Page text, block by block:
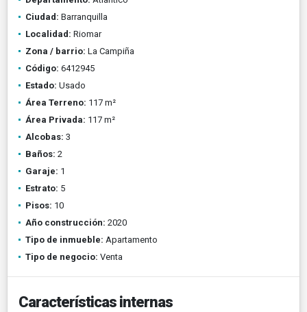
Ciudad: Barranquilla
Localidad: Riomar
Zona / barrio: La Campiña
Código: 6412945
Estado: Usado
Área Terreno: 117 m²
Área Privada: 117 m²
Alcobas: 3
Baños: 2
Garaje: 1
Estrato: 5
Pisos: 10
Año construcción: 2020
Tipo de inmueble: Apartamento
Tipo de negocio: Venta
Características internas